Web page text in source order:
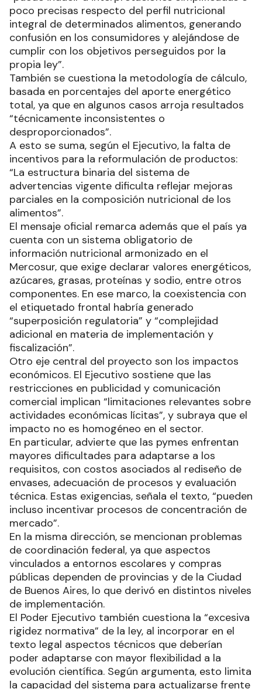
poco precisas respecto del perfil nutricional
integral de determinados alimentos, generando
confusión en los consumidores y alejándose de
cumplir con los objetivos perseguidos por la
propia ley”.
También se cuestiona la metodología de cálculo,
basada en porcentajes del aporte energético
total, ya que en algunos casos arroja resultados
“técnicamente inconsistentes o
desproporcionados”.
A esto se suma, según el Ejecutivo, la falta de
incentivos para la reformulación de productos:
“La estructura binaria del sistema de
advertencias vigente dificulta reflejar mejoras
parciales en la composición nutricional de los
alimentos”.
El mensaje oficial remarca además que el país ya
cuenta con un sistema obligatorio de
información nutricional armonizado en el
Mercosur, que exige declarar valores energéticos,
azúcares, grasas, proteínas y sodio, entre otros
componentes. En ese marco, la coexistencia con
el etiquetado frontal habría generado
“superposición regulatoria” y “complejidad
adicional en materia de implementación y
fiscalización”.
Otro eje central del proyecto son los impactos
económicos. El Ejecutivo sostiene que las
restricciones en publicidad y comunicación
comercial implican “limitaciones relevantes sobre
actividades económicas lícitas”, y subraya que el
impacto no es homogéneo en el sector.
En particular, advierte que las pymes enfrentan
mayores dificultades para adaptarse a los
requisitos, con costos asociados al rediseño de
envases, adecuación de procesos y evaluación
técnica. Estas exigencias, señala el texto, “pueden
incluso incentivar procesos de concentración de
mercado”.
En la misma dirección, se mencionan problemas
de coordinación federal, ya que aspectos
vinculados a entornos escolares y compras
públicas dependen de provincias y de la Ciudad
de Buenos Aires, lo que derivó en distintos niveles
de implementación.
El Poder Ejecutivo también cuestiona la “excesiva
rigidez normativa” de la ley, al incorporar en el
texto legal aspectos técnicos que deberían
poder adaptarse con mayor flexibilidad a la
evolución científica. Según argumenta, esto limita
la capacidad del sistema para actualizarse frente